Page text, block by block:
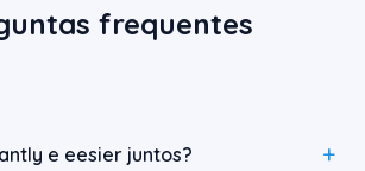
frequentes
e eesier juntos?